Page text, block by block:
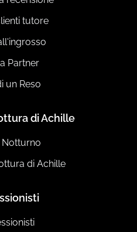
tutore
Partner
un Reso
di Achille
di Achille